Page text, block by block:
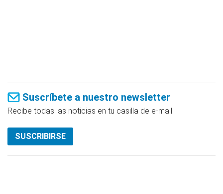
Suscríbete a nuestro newsletter
Recibe todas las noticias en tu casilla de e-mail.
SUSCRIBIRSE